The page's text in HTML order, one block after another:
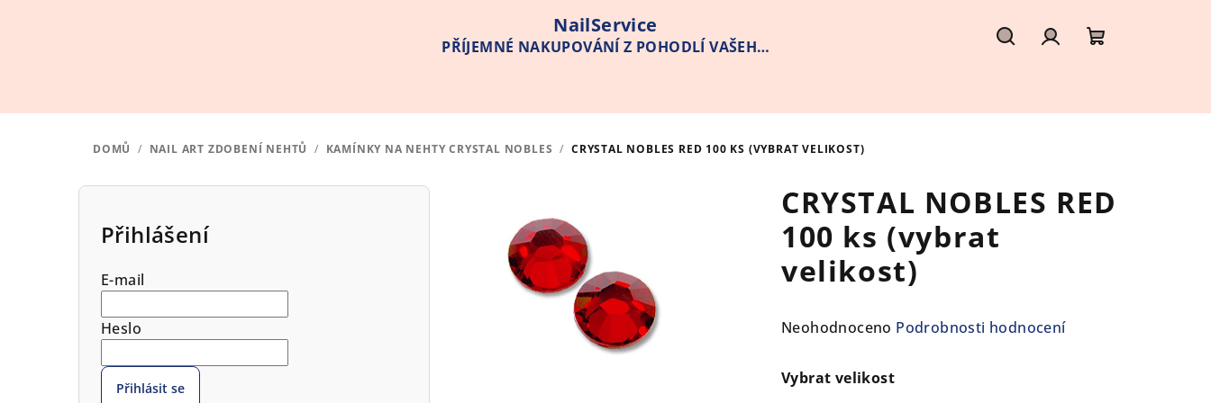
NailService
PŘÍJEMNÉ NAKUPOVÁNÍ Z POHODLÍ VAŠEHO
košík
DOMŮ / NAIL ART ZDOBENÍ NEHTŮ / KAMÍNKY NA NEHTY CRYSTAL NOBLES / CRYSTAL NOBLES RED 100 KS (VYBRAT VELIKOST)
P
Přihlášení
E-mail
Heslo
Přihlásit se
CRYSTAL NOBLES RED
100 ks (vybrat
velikost)
Průměrné
produktu
je
Neohodnoceno Podrobnosti hodnocení
Vybrat velikost